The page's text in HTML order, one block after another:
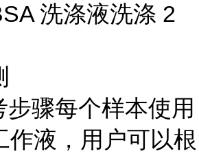
洗涤液洗涤 2
骤每个样本使用
作液，用户可以根